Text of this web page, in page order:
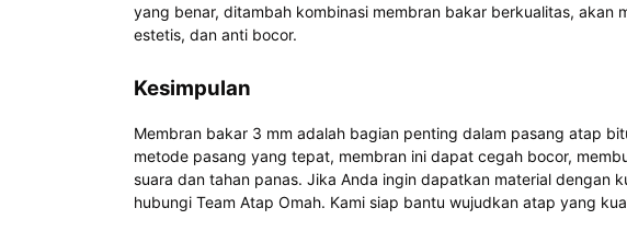
yang benar, ditambah kombinasi membran bakar berkualitas, akan
estetis, dan anti bocor.
Kesimpulan
Membran bakar 3 mm adalah bagian penting dalam pasang atap
metode pasang yang tepat, membran ini dapat cegah bocor,
suara dan tahan panas. Jika Anda ingin dapatkan material dengan
hubungi Team Atap Omah. Kami siap bantu wujudkan atap yang